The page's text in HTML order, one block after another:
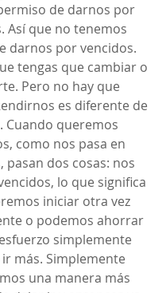
de darnos por
Así que no tenemos
darnos por vencidos.
tengas que cambiar o
Pero no hay que
es diferente de
Cuando queremos
como nos pasa en
pasan dos cosas: nos
lo que significa
iniciar otra vez
o podemos ahorrar
simplemente
más. Simplemente
una manera más